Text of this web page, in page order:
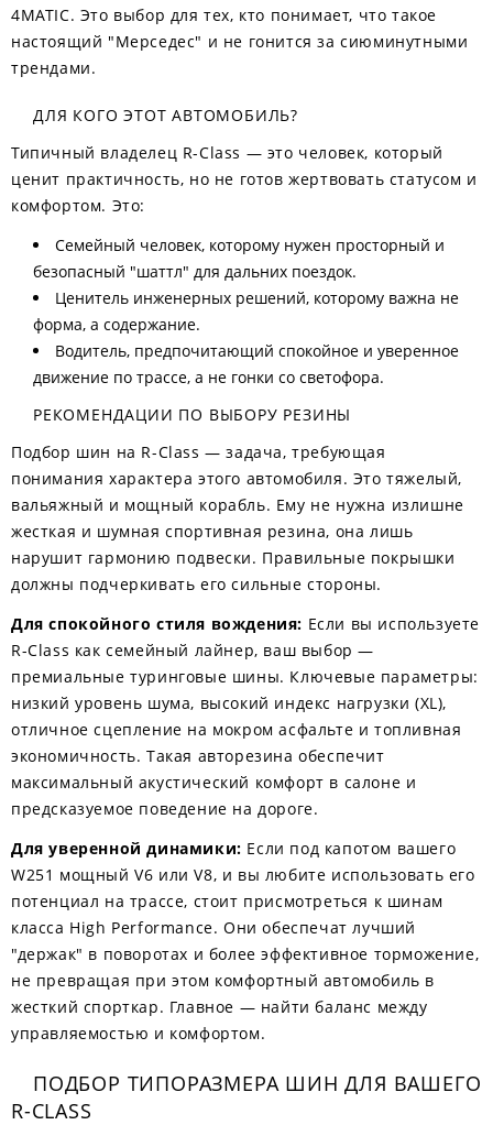
4MATIC. Это выбор для тех, кто понимает, что такое
настоящий "Мерседес" и не гонится за сиюминутными
трендами.
ДЛЯ КОГО ЭТОТ АВТОМОБИЛЬ?
Типичный владелец R-Class — это человек, который
ценит практичность, но не готов жертвовать статусом и
комфортом. Это:
Семейный человек, которому нужен просторный и
безопасный "шаттл" для дальних поездок.
Ценитель инженерных решений, которому важна не
форма, а содержание.
Водитель, предпочитающий спокойное и уверенное
движение по трассе, а не гонки со светофора.
РЕКОМЕНДАЦИИ ПО ВЫБОРУ РЕЗИНЫ
Подбор шин на R-Class — задача, требующая
понимания характера этого автомобиля. Это тяжелый,
вальяжный и мощный корабль. Ему не нужна излишне
жесткая и шумная спортивная резина, она лишь
нарушит гармонию подвески. Правильные покрышки
должны подчеркивать его сильные стороны.
Для спокойного стиля вождения: Если вы используете
R-Class как семейный лайнер, ваш выбор —
премиальные туринговые шины. Ключевые параметры:
низкий уровень шума, высокий индекс нагрузки (XL),
отличное сцепление на мокром асфальте и топливная
экономичность. Такая авторезина обеспечит
максимальный акустический комфорт в салоне и
предсказуемое поведение на дороге.
Для уверенной динамики: Если под капотом вашего
W251 мощный V6 или V8, и вы любите использовать его
потенциал на трассе, стоит присмотреться к шинам
класса High Performance. Они обеспечат лучший
"держак" в поворотах и более эффективное торможение,
не превращая при этом комфортный автомобиль в
жесткий спорткар. Главное — найти баланс между
управляемостью и комфортом.
ПОДБОР ТИПОРАЗМЕРА ШИН ДЛЯ ВАШЕГО
R-CLASS